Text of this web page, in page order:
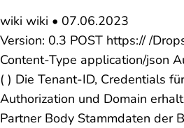
wiki wiki • 07.06.2023
Version: 0.3 POST https:// /
Content-Type application/json
( ) Die Tenant-ID, Credentials
Authorization und Domain
Partner Body Stammdaten der